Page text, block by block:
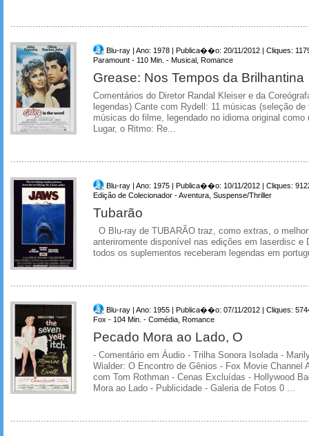
Blu-ray | Ano: 1978 | Publica��o: 20/11/2012 | Cliques:
Paramount - 110 Min. - Musical, Romance
Grease: Nos Tempos da Brilhantina
Comentários do Diretor Randal Kleiser e da
legendas) Cante com Rydell: 11 músicas (seleção
músicas do filme, legendado no idioma original como
Lugar, o Ritmo: Re...
Blu-ray | Ano: 1975 | Publica��o: 10/11/2012 | Cliques:
Edição de Colecionador - Aventura, Suspense/Thriller
Tubarão
O Blu-ray de TUBARÃO traz, como extras, o
anteriromente disponível nas edições em laserdisc e
todos os suplementos receberam legendas em
Blu-ray | Ano: 1955 | Publica��o: 07/11/2012 | Cliques:
Fox - 104 Min. - Comédia, Romance
Pecado Mora ao Lado, O
- Comentário em Áudio - Trilha Sonora Isolada -
Wialder: O Encontro de Gênios - Fox Movie Channel
com Tom Rothman - Cenas Excluídas - Hollywood
Mora ao Lado - Publicidade - Galeria de Fotos 0 ...